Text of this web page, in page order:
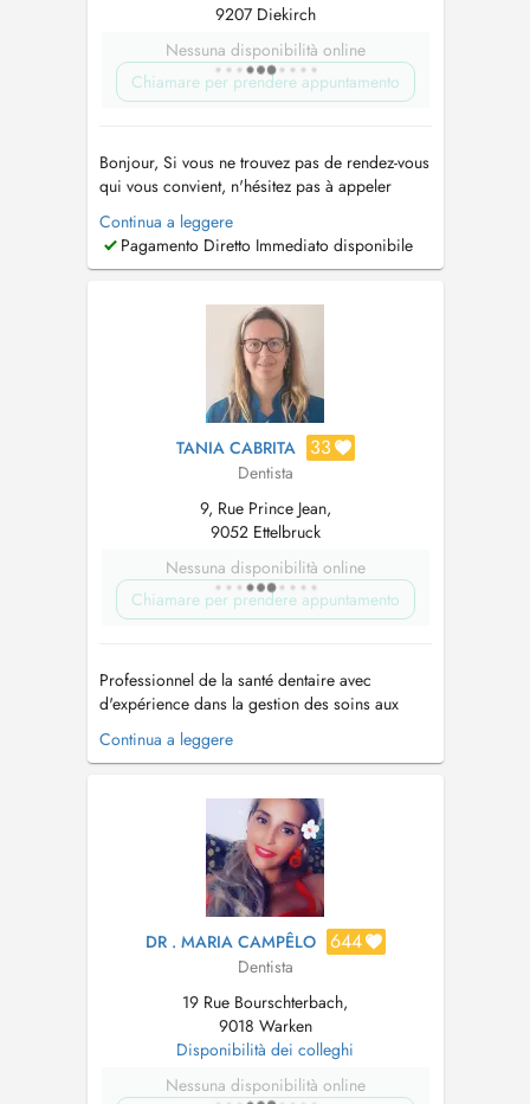
9207 Diekirch
Nessuna disponibilità online
Chiamare per prendere appuntamento
Bonjour, Si vous ne trouvez pas de rendez-vous
qui vous convient, n'hésitez pas à appeler
directement au cabinet +352 27762916 . Hello,
If you do not find an appointment that suits you,
do not hesitate to call us directly at the +352
Détartrages / ...
Continua a leggere
Pagamento Diretto Immediato disponibile
TANIA CABRITA 33
Dentista
9, Rue Prince Jean,
9052 Ettelbruck
Nessuna disponibilità online
Chiamare per prendere appuntamento
Professionnel de la santé dentaire avec
d'expérience dans la gestion des soins aux
patients et la réalisation de traitements
dentaires, toujours axé sur l'amélioration de
clinique Maló à Lisbonne pendant 8 ans.
Domaine de compétence - Chirurgie buccal...
Continua a leggere
DR . MARIA CAMPÊLO 644
Dentista
19 Rue Bourschterbach,
9018 Warken
Disponibilità dei colleghi
Nessuna disponibilità online